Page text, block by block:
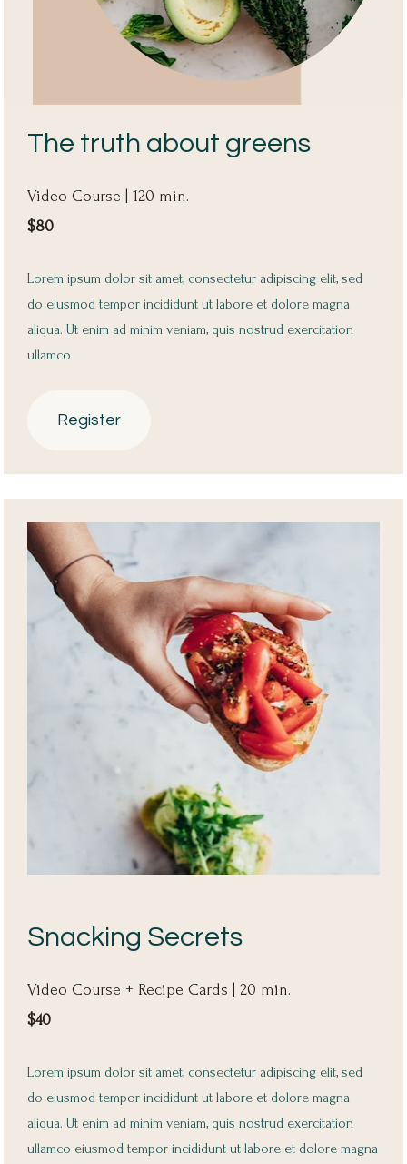
The truth about greens
Video Course | 120 min.
$80
Lorem ipsum dolor sit amet, consectetur adipiscing elit, sed
do eiusmod tempor incididunt ut labore et dolore magna
aliqua. Ut enim ad minim veniam, quis nostrud exercitation
ullamco
Register
Snacking Secrets
Video Course + Recipe Cards | 20 min.
$40
Lorem ipsum dolor sit amet, consectetur adipiscing elit, sed
do eiusmod tempor incididunt ut labore et dolore magna
aliqua. Ut enim ad minim veniam, quis nostrud exercitation
ullamco eiusmod tempor incididunt ut labore et dolore magna